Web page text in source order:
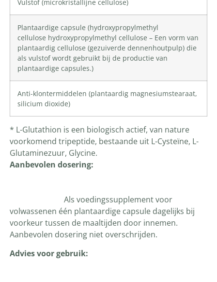
Vulstof (microkristallijne cellulose)
Plantaardige capsule (hydroxypropylmethyl
cellulose hydroxypropylmethyl cellulose – Een vorm van
plantaardig cellulose (gezuiverde dennenhoutpulp) die
als vulstof wordt gebruikt bij de productie van
plantaardige capsules.)
Anti-klontermiddelen (plantaardig magnesiumstearaat,
silicium dioxide)
* L-Glutathion is een biologisch actief, van nature
voorkomend tripeptide, bestaande uit L-Cysteïne, L-
Glutaminezuur, Glycine.
Aanbevolen dosering:
Als voedingssupplement voor
volwassenen één plantaardige capsule dagelijks bij
voorkeur tussen de maaltijden door innemen.
Aanbevolen dosering niet overschrijden.
Advies voor gebruik: